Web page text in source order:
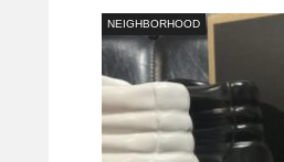
NEIGHBORHOOD